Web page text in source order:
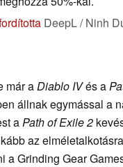
DeepL / Ninh
már aDiablo IVés a
állnak egymással a
aPath of Exile 2
az
a Grinding Gear